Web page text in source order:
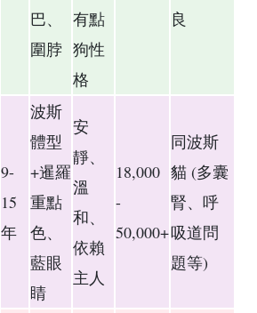
巴、
圍脖
有點
狗性
格
良
9-
15
年
波斯
體型
+暹羅
重點
色、
藍眼
睛
安
靜、
溫
和、
依賴
主人
18,000
-
50,000+
同波斯
貓 (多囊
腎、呼
吸道問
題等)